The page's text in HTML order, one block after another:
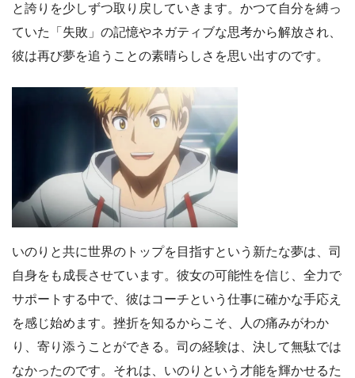
と誇りを少しずつ取り戻していきます。かつて自分を縛っ
ていた「失敗」の記憶やネガティブな思考から解放され、
彼は再び夢を追うことの素晴らしさを思い出すのです。
いのりと共に世界のトップを目指すという新たな夢は、司
自身をも成長させています。彼女の可能性を信じ、全力で
サポートする中で、彼はコーチという仕事に確かな手応え
を感じ始めます。挫折を知るからこそ、人の痛みがわか
り、寄り添うことができる。司の経験は、決して無駄では
なかったのです。それは、いのりという才能を輝かせるた